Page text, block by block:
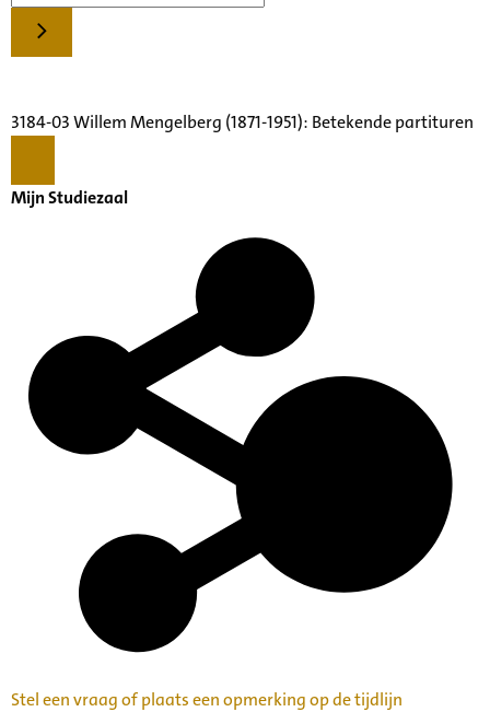
3184-03 Willem Mengelberg (1871-1951): Betekende partituren
Mijn Studiezaal
Stel een vraag of plaats een opmerking op de tijdlijn